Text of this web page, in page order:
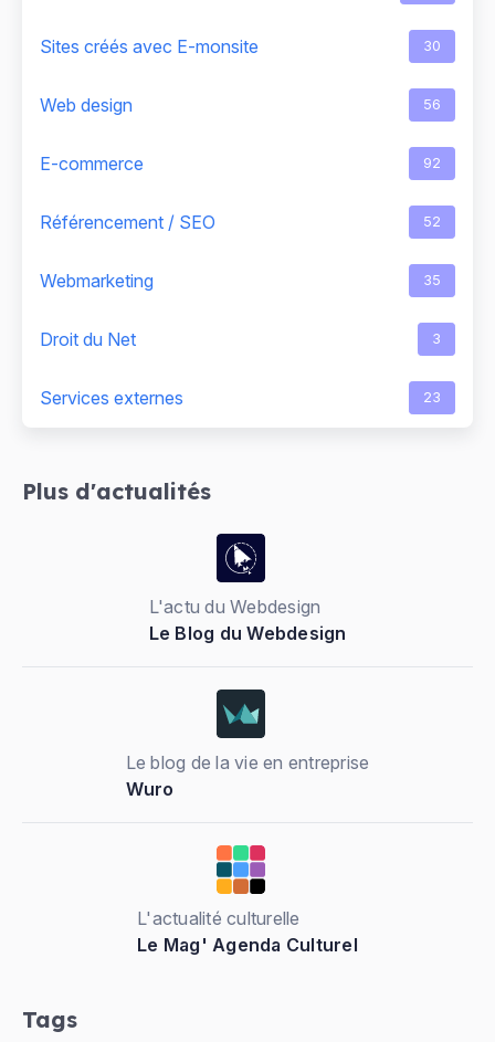
Sites créés avec E-monsite 30
Web design 56
E-commerce 92
Référencement / SEO 52
Webmarketing 35
Droit du Net 3
Services externes 23
Plus d'actualités
L'actu du Webdesign
Le Blog du Webdesign
Le blog de la vie en entreprise
Wuro
L'actualité culturelle
Le Mag' Agenda Culturel
Tags